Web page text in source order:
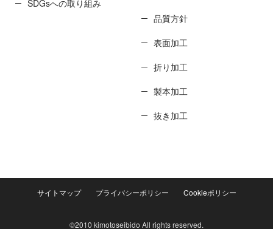
SDGsへの取り組み
品質方針
表面加工
折り加工
製本加工
抜き加工
サイトマップ プライバシーポリシー Cookieポリシー
©2010 kimotoseibido All rights reserved.